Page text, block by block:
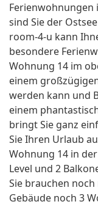
Ferienwohnungen
sind Sie der
room-4-u kann
besondere
Wohnung 14 im
einem
werden kann und
einem
bringt Sie ganz
Sie Ihren Urlaub
Wohnung 14 in
Level und 2
Sie brauchen
Gebäude noch 3